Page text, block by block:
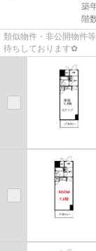
築
階
類似物件・非公開物件
待ちしております✿